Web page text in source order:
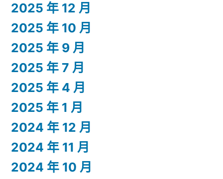
2025 年 12 月
2025 年 10 月
2025 年 9 月
2025 年 7 月
2025 年 4 月
2025 年 1 月
2024 年 12 月
2024 年 11 月
2024 年 10 月